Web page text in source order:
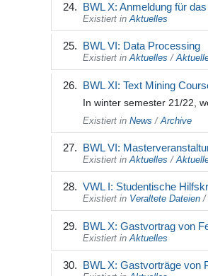
BWL X: Anmeldung für
Existiert in Aktuelles
BWL VI: Data Processing
Existiert in Aktuelles /
BWL XI: Text Mining
In winter semester 21/22,
Existiert in News / Archive
BWL VI:
Existiert in Aktuelles /
VWL I: Studentische
Existiert in Veraltete Dateien /
BWL X: Gastvortrag von
Existiert in Aktuelles
BWL X: Gastvorträge von